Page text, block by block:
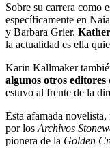
Sobre su carrera como
específicamente en
y Barbara Grier.
la actualidad es ella
Karin Kallmaker
algunos otros editores
estuvo al frente de la
Esta afamada
por los Archivos
pionera de la Golden